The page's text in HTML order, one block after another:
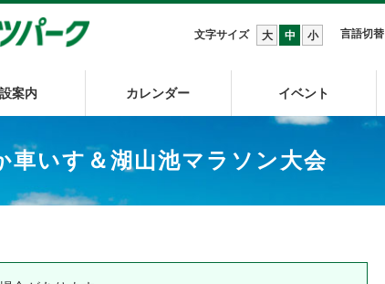
案内 カレンダー イベント
文字サイズ 大 中 小 言語切替
車いす＆湖山池マラソン大会